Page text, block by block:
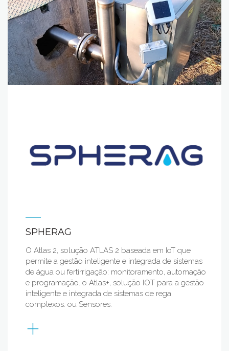
SPHERAG
O Atlas 2, solução ATLAS 2 baseada em IoT que
permite a gestão inteligente e integrada de sistemas
de água ou fertirrigação: monitoramento, automação
e programação. o Atlas+, solução IOT para a gestão
inteligente e integrada de sistemas de rega
complexos. ou Sensores.
+